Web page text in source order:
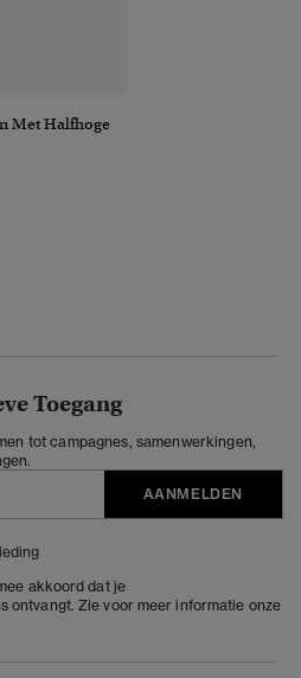
Met Halfhoge
Toegang
tot campagnes, samenwerkingen,
AANMELDEN
akkoord dat je
ontvangt. Zie voor meer informatie onze